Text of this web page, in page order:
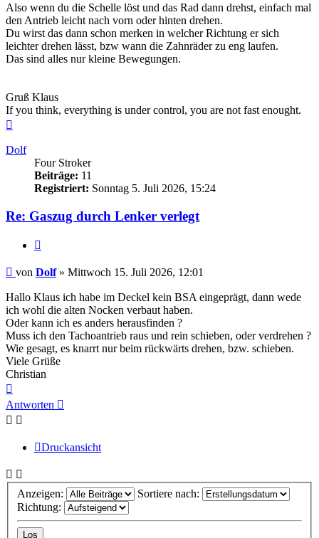
Also wenn du die Schelle löst und das Rad dann drehst, einfach mal
den Antrieb leicht nach vorn oder hinten drehen.
Du wirst das dann schon merken in welcher Richtung er sich
leichter drehen lässt, bzw wann die Zahnräder zu eng laufen.
Das sind alles nur kleine Bewegungen.
Gruß Klaus
If you think, everything is under control, you are not fast enought.
Dolf
Four Stroker
Beiträge: 11
Registriert: Sonntag 5. Juli 2026, 15:24
Re: Gaszug durch Lenker verlegt
Beitrag
von Dolf» Mittwoch 15. Juli 2026, 12:01
Hallo Klaus ich habe im Deckel kein BSA eingeprägt, dann wede
ich wohl die alten Nocken verbaut haben.
Oder kann ich es anders herausfinden ?
Muss ich den Tachoantrieb raus und rein schieben, oder verdrehen ?
Wie gesagt, es knarrt nur beim rückwärts drehen, bzw. schieben.
Viele Grüße
Christian
oben
Antworten
Druckansicht
Anzeigen:
Sortiere nach:
Richtung: